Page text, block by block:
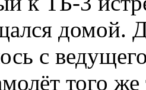
домой.
с
того